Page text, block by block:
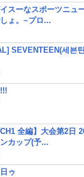
スーなスポーツニュ
ょ。~プロ...
SEVENTEEN(세븐
CH1 全編】大会第2日
カップ(予...
ゥ